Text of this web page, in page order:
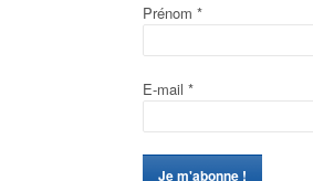
Prénom *
E-mail *